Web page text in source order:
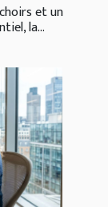
et un
la...